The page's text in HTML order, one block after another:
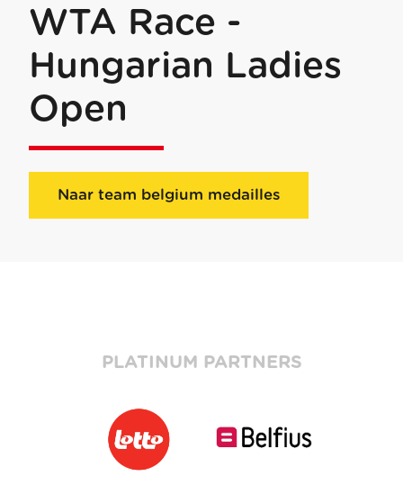
WTA Race -
Hungarian Ladies
Open
Naar team belgium medailles
PLATINUM PARTNERS